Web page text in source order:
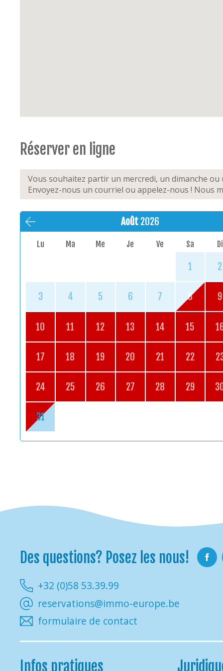
Réserver en ligne
Vous souhaitez partir un mercredi, un dimanche
Envoyez-nous un courriel ou appelez-nous ! Nous
Août 2026
Lu Ma Me Je Ve Sa Di
1 2
3 4 5 6 7 8 9
10 11 12 13 14 15
17 18 19 20 21 22
24 25 26 27 28 29
31
Des questions? Posez les nous!
+32 (0)58 53.39.99
reservations@immo-europe.be
formulaire de contact
Infos pratiques